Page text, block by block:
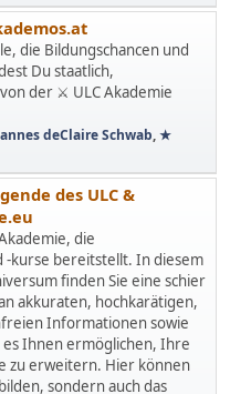
die Bildungschancen und
Du staatlich,
der ⚔ ULC Akademie
deClaire Schwab,★
des ULC &
die
-kurse bereitstellt. In diesem
finden Sie eine schier
akkuraten, hochkarätigen,
Informationen sowie
Ihnen ermöglichen, Ihre
zu erweitern. Hier können
sondern auch das